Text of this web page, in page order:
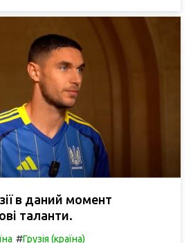
в даний момент
таланти.
#Грузія (країна)